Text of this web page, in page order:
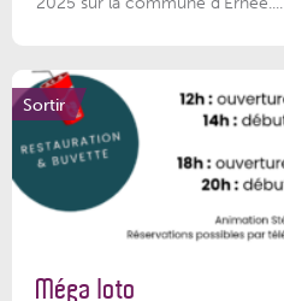
Sortir
Méga loto